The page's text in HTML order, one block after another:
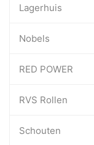
Lagerhuis
Nobels
RED POWER
RVS Rollen
Schouten